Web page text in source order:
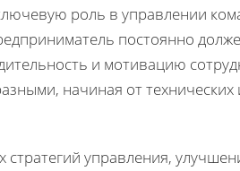
роль в управлении
постоянно
и мотивацию
начиная от технических
управления,